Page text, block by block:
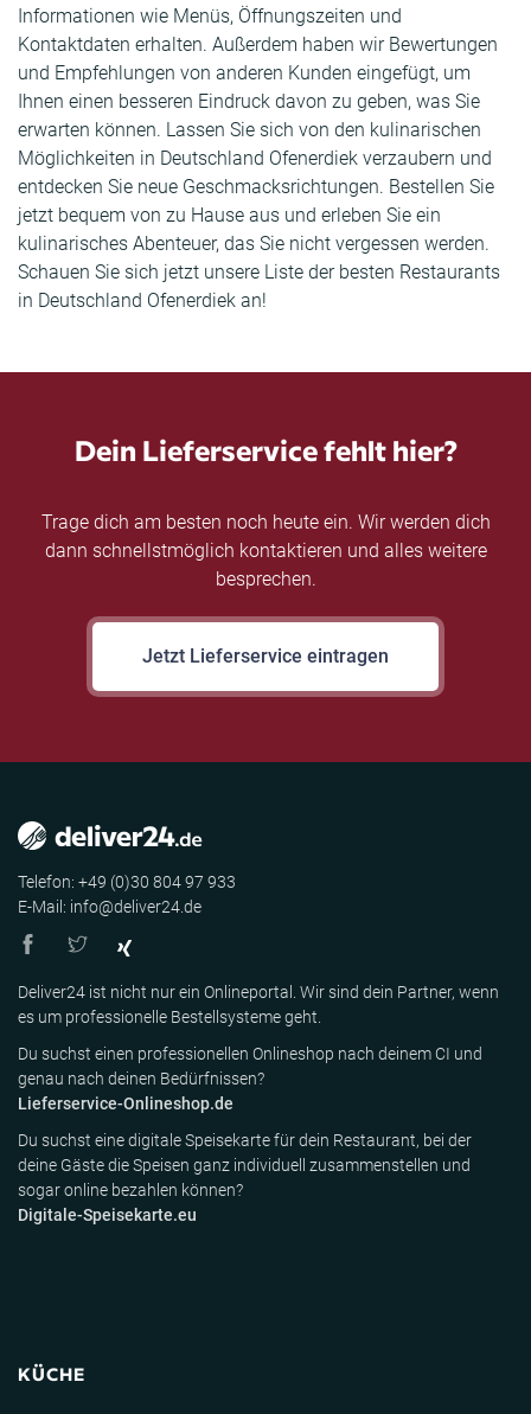
Informationen wie Menüs, Öffnungszeiten und
Kontaktdaten erhalten. Außerdem haben wir Bewertungen
und Empfehlungen von anderen Kunden eingefügt, um
Ihnen einen besseren Eindruck davon zu geben, was Sie
erwarten können. Lassen Sie sich von den kulinarischen
Möglichkeiten in Deutschland Ofenerdiek verzaubern und
entdecken Sie neue Geschmacksrichtungen. Bestellen Sie
jetzt bequem von zu Hause aus und erleben Sie ein
kulinarisches Abenteuer, das Sie nicht vergessen werden.
Schauen Sie sich jetzt unsere Liste der besten Restaurants
in Deutschland Ofenerdiek an!
Dein Lieferservice fehlt hier?
Trage dich am besten noch heute ein. Wir werden dich
dann schnellstmöglich kontaktieren und alles weitere
besprechen.
Jetzt Lieferservice eintragen
Telefon: +49 (0)30 804 97 933
E-Mail: info@deliver24.de
Deliver24 ist nicht nur ein Onlineportal. Wir sind dein Partner, wenn
es um professionelle Bestellsysteme geht.
Du suchst einen professionellen Onlineshop nach deinem CI und
genau nach deinen Bedürfnissen?
Lieferservice-Onlineshop.de
Du suchst eine digitale Speisekarte für dein Restaurant, bei der
deine Gäste die Speisen ganz individuell zusammenstellen und
sogar online bezahlen können?
Digitale-Speisekarte.eu
KÜCHE